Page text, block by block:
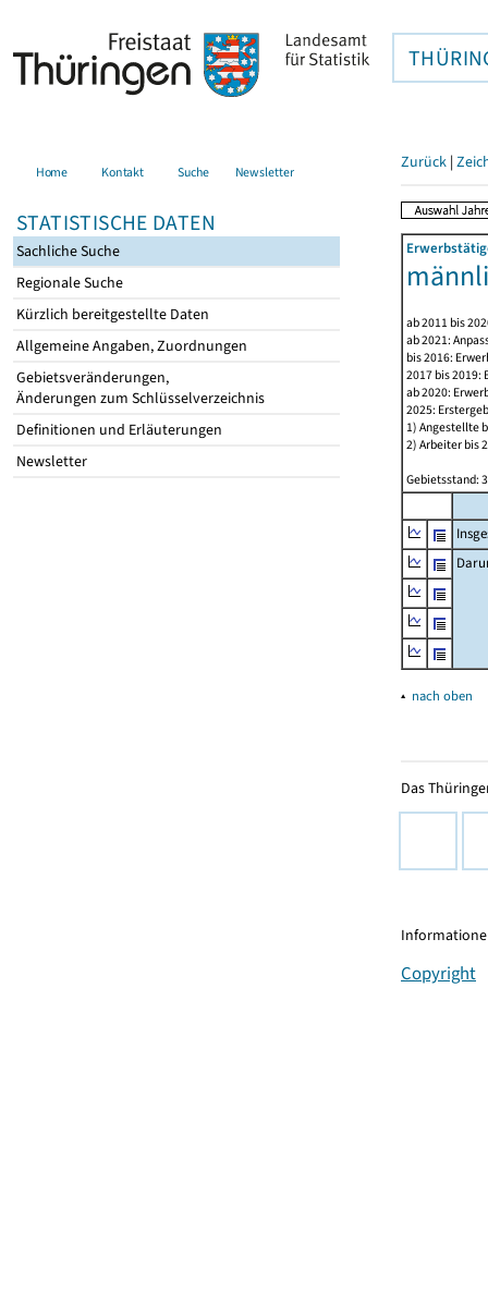
Home Kontakt Suche Newsletter
STATISTISCHE DATEN
Sachliche Suche
Regionale Suche
Kürzlich bereitgestellte Daten
Allgemeine Angaben, Zuordnungen
Gebietsveränderungen,
Änderungen zum Schlüsselverzeichnis
Definitionen und Erläuterungen
Newsletter
Zurück |
ab 2011 bis
ab 2021:
bis 2016:
2017 bis
ab 2020:
2025:
1) Angestellte
2) Arbeiter bis
Gebietsstand:
▴ nach oben
Das
Copyright